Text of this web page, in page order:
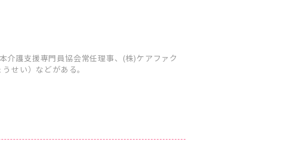
介護⽀援専⾨員協会常任理事、(株)ケアファク
せい）などがある。